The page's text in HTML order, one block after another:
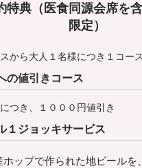
特典（医食同源会席を
限定）
から大人１名様につき１コー
の値引きコース
つき、１０００円値引き
１ジョッキサービス
ホップで作られた地ビールを